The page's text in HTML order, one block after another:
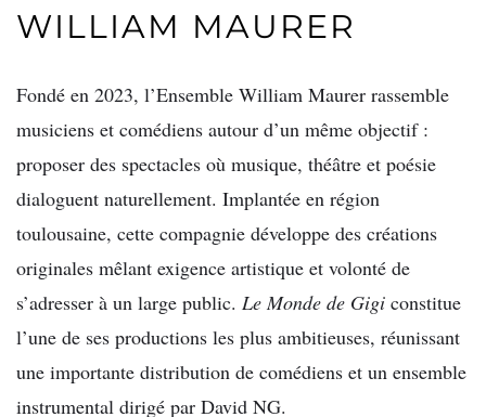
WILLIAM MAURER
Fondé en 2023, l’Ensemble William Maurer rassemble
musiciens et comédiens autour d’un même objectif :
proposer des spectacles où musique, théâtre et poésie
dialoguent naturellement. Implantée en région
toulousaine, cette compagnie développe des créations
originales mêlant exigence artistique et volonté de
s’adresser à un large public. Le Monde de Gigi constitue
l’une de ses productions les plus ambitieuses, réunissant
une importante distribution de comédiens et un ensemble
instrumental dirigé par David NG.